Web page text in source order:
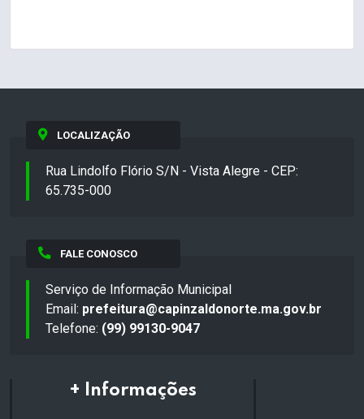
LOCALIZAÇÃO
Rua Lindolfo Flório S/N - Vista Alegre - CEP:
65.735-000
FALE CONOSCO
Serviço de Informação Municipal
Email: prefeitura@capinzaldonorte.ma.gov.br
Telefone: (99) 99130-9047
+ Informações